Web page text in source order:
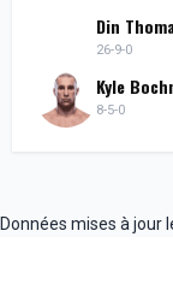
Din
26-9-0
Kyle
8-5-0
Données mises à jour